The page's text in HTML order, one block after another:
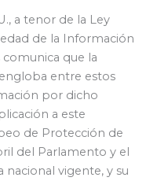
a tenor de la Ley
de la Información
que la
entre estos
por dicho
a este
de Protección de
del Parlamento y el
nacional vigente, y su